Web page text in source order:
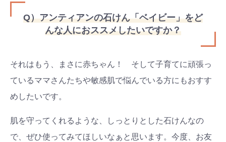
Q）アンティアンの石けん「ベイビー」をど
んな人におススメしたいですか？
それはもう、まさに赤ちゃん！ そして子育てに頑張っ
ているママさんたちや敏感肌で悩んでいる方にもおすす
めしたいです。
肌を守ってくれるような、しっとりとした石けんなの
で、ぜひ使ってみてほしいなぁと思います。今度、お友